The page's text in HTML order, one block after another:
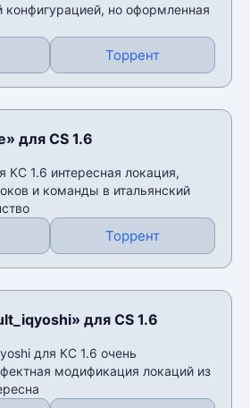
конфигурацией, но оформленная
Торрент
для CS 1.6
КС 1.6 интересная локация,
и команды в итальянский
Торрент
для CS 1.6
для КС 1.6 очень
модификация локаций из